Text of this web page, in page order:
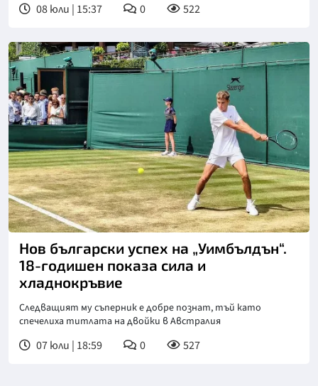
08 юли | 15:37 0 522
Снимка: БФ Тенис
Нов български успех на „Уимбълдън“.
18-годишен показа сила и
хладнокръвие
Следващият му съперник е добре познат, тъй като
спечелиха титлата на двойки в Австралия
07 юли | 18:59 0 527